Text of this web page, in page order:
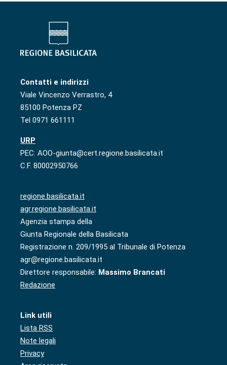
Contatti e indirizzi
Viale Vincenzo Verrastro, 4
85100 Potenza PZ
Tel 0971 661111
URP
PEC: AOO-giunta@cert.regione.basilicata.it
C.F. 80002950766
regione.basilicata.it
agr.regione.basilicata.it
Agenzia stampa della
Giunta Regionale della Basilicata
Registrazione n. 209/1995 al Tribunale di Potenza
agr@regione.basilicata.it
Direttore responsabile: Massimo Brancati
Redazione
Link utili
Lista RSS
Note legali
Privacy